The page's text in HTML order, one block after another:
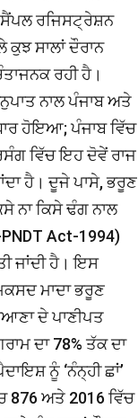
ਸੈਂਪਲ ਰਜਿਸਟ੍ਰੇਸ਼ਨ
ਸਾਲਾਂ ਦੌਰਾਨ
ਰਹੀ ਹੈ।
ਨਾਲ ਪੰਜਾਬ ਅਤੇ
ਹੋਇਆ; ਪੰਜਾਬ ਵਿੱਚ
ਵਿੱਚ ਇਹ ਦੋਵੇਂ ਰਾਜ
ਹੈ। ਦੂਜੇ ਪਾਸੇ, ਭਰੂਣ
ਨਾ ਕਿਸੇ ਢੰਗ ਨਾਲ
Act-1994)
ਜਾਂਦੀ ਹੈ। ਇਸ
ਮਾਦਾ ਭਰੂਣ
ਦੇ ਪਾਣੀਪਤ
ਦਾ 78% ਤੱਕ ਦਾ
ਨੂੰ ‘ਨੰਨ੍ਹੀ ਛਾਂ’
876 ਅਤੇ 2016 ਵਿੱਚ